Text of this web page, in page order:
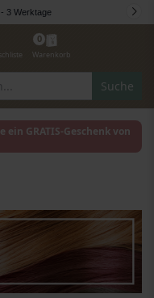
3 Werktage
Suche
0
Warenkorb
ein GRATIS-Geschenk von